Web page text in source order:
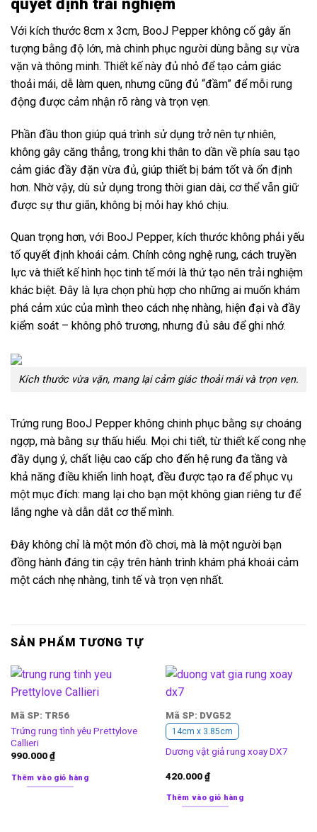
Với kích thước 8cm x 3cm, BooJ Pepper không cố gây ấn
tượng bằng độ lớn, mà chinh phục người dùng bằng sự vừa
vặn và thông minh. Thiết kế này đủ nhỏ để tạo cảm giác
thoải mái, dễ làm quen, nhưng cũng đủ “đầm” để mỗi rung
động được cảm nhận rõ ràng và trọn vẹn.
Phần đầu thon giúp quá trình sử dụng trở nên tự nhiên,
không gây căng thẳng, trong khi thân to dần về phía sau tạo
cảm giác đầy đặn vừa đủ, giúp thiết bị bám tốt và ổn định
hơn. Nhờ vậy, dù sử dụng trong thời gian dài, cơ thể vẫn giữ
được sự thư giãn, không bị mỏi hay khó chịu.
Quan trọng hơn, với BooJ Pepper, kích thước không phải yếu
tố quyết định khoái cảm. Chính công nghệ rung, cách truyền
lực và thiết kế hình học tinh tế mới là thứ tạo nên trải nghiệm
khác biệt. Đây là lựa chọn phù hợp cho những ai muốn khám
phá cảm xúc của mình theo cách nhẹ nhàng, hiện đại và đầy
kiểm soát – không phô trương, nhưng đủ sâu để ghi nhớ.
Kích thước vừa vặn, mang lại cảm giác thoải mái và trọn vẹn.
Trứng rung BooJ Pepper không chinh phục bằng sự choáng
ngợp, mà bằng sự thấu hiểu. Mọi chi tiết, từ thiết kế cong nhẹ
đầy dụng ý, chất liệu cao cấp cho đến hệ rung đa tầng và
khả năng điều khiển linh hoạt, đều được tạo ra để phục vụ
một mục đích: mang lại cho bạn một không gian riêng tư để
lắng nghe và dẫn dắt cơ thể mình.
Đây không chỉ là một món đồ chơi, mà là một người bạn
đồng hành đáng tin cậy trên hành trình khám phá khoái cảm
một cách nhẹ nhàng, tinh tế và trọn vẹn nhất.
SẢN PHẨM TƯƠNG TỰ
Mã SP: TR56
Trứng rung tình yêu Prettylove
Callieri
990.000₫
Thêm vào giỏ hàng
Mã SP: DVG52
14cm x 3.85cm
Dương vật giả rung xoay DX7
420.000₫
Thêm vào giỏ hàng